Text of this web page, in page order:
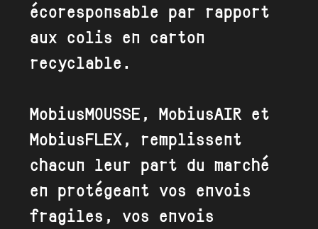
écoresponsable par rapport
aux colis en carton
recyclable.
MobiusMOUSSE, MobiusAIR et
MobiusFLEX, remplissent
chacun leur part du marché
en protégeant vos envois
fragiles, vos envois